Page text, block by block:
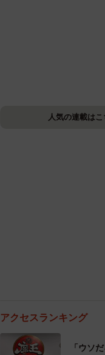
人気の連載は
アクセスランキング
「ウソ